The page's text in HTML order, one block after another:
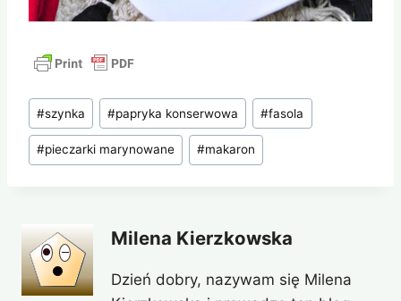
Tagi
wpisu:
#szynka #papryka konserwowa #fasola
#pieczarki marynowane #makaron
Milena Kierzkowska
Dzień dobry, nazywam się Milena